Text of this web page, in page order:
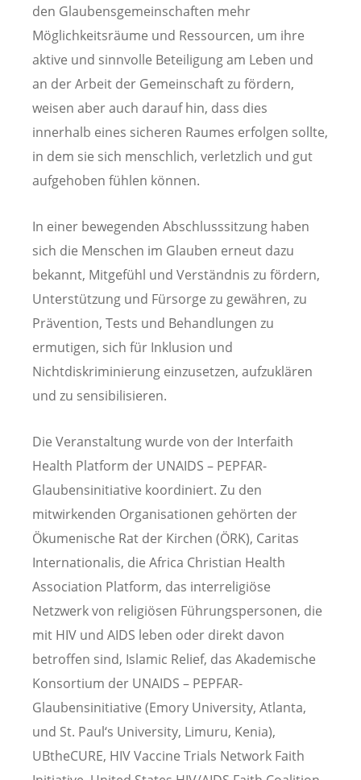
den Glaubensgemeinschaften mehr
Möglichkeitsräume und Ressourcen, um ihre
aktive und sinnvolle Beteiligung am Leben und
an der Arbeit der Gemeinschaft zu fördern,
weisen aber auch darauf hin, dass dies
innerhalb eines sicheren Raumes erfolgen sollte,
in dem sie sich menschlich, verletzlich und gut
aufgehoben fühlen können.
In einer bewegenden Abschlusssitzung haben
sich die Menschen im Glauben erneut dazu
bekannt, Mitgefühl und Verständnis zu fördern,
Unterstützung und Fürsorge zu gewähren, zu
Prävention, Tests und Behandlungen zu
ermutigen, sich für Inklusion und
Nichtdiskriminierung einzusetzen, aufzuklären
und zu sensibilisieren.
Die Veranstaltung wurde von der Interfaith
Health Platform der UNAIDS – PEPFAR-
Glaubensinitiative koordiniert. Zu den
mitwirkenden Organisationen gehörten der
Ökumenische Rat der Kirchen (ÖRK), Caritas
Internationalis, die Africa Christian Health
Association Platform, das interreligiöse
Netzwerk von religiösen Führungspersonen, die
mit HIV und AIDS leben oder direkt davon
betroffen sind, Islamic Relief, das Akademische
Konsortium der UNAIDS – PEPFAR-
Glaubensinitiative (Emory University, Atlanta,
und St. Paul‘s University, Limuru, Kenia),
UBtheCURE, HIV Vaccine Trials Network Faith